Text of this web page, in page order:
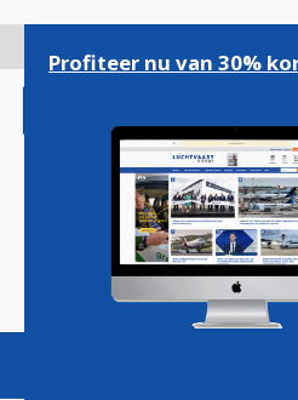
gaan
Magazine
Profiteer nu van 30%